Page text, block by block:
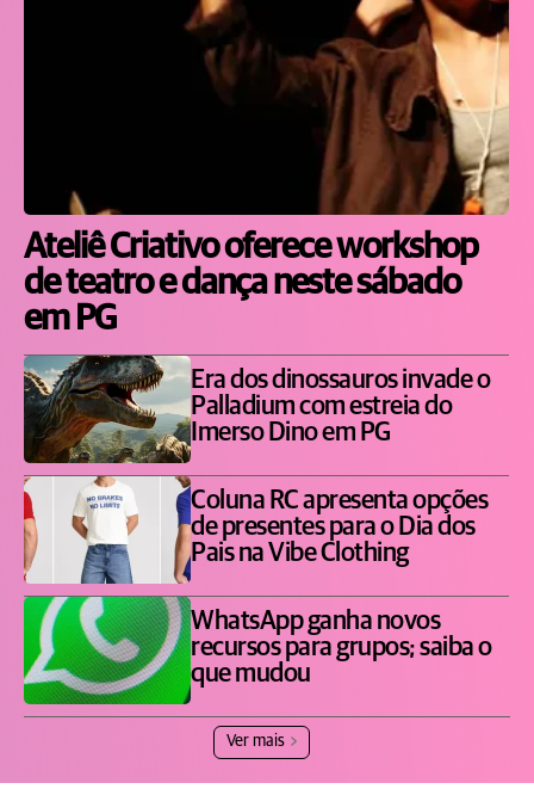
Ateliê Criativo oferece workshop
de teatro e dança neste sábado
em PG
Era dos dinossauros invade o
Palladium com estreia do
Imerso Dino em PG
Coluna RC apresenta opções
de presentes para o Dia dos
Pais na Vibe Clothing
WhatsApp ganha novos
recursos para grupos; saiba o
que mudou
Ver mais